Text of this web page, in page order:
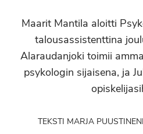
Maarit Mantila aloitti
talousassistenttina
Alaraudanjoki toimii
psykologin sijaisena, ja
TEKSTI MARJA PUUSTINEN